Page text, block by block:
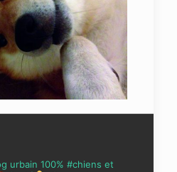
urbain 100% #chiens et